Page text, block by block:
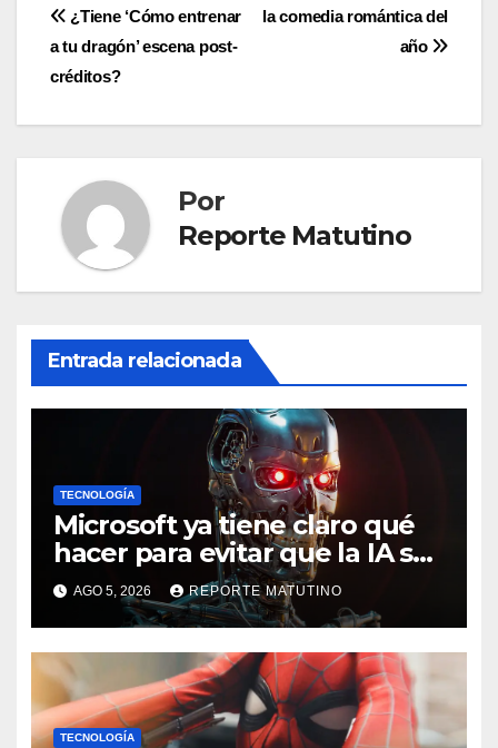
Navegación
de
entradas
la comedia romántica del
año
¿Tiene ‘Cómo entrenar
a tu dragón’ escena post-
créditos?
Por
Reporte Matutino
Entrada relacionada
TECNOLOGÍA
Microsoft ya tiene claro qué
hacer para evitar que la IA se
salga de control
AGO 5, 2026 REPORTE MATUTINO
TECNOLOGÍA